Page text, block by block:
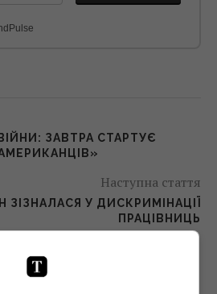
ЗАВТРА СТАРТУЄ
Наступна стаття
ЗІЗНАЛАСЯ У ДИСКРИМІНАЦІЇ
ПРАЦІВНИЦЬ